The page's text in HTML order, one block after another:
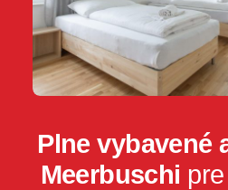
Plne vybavené
Meerbuschi